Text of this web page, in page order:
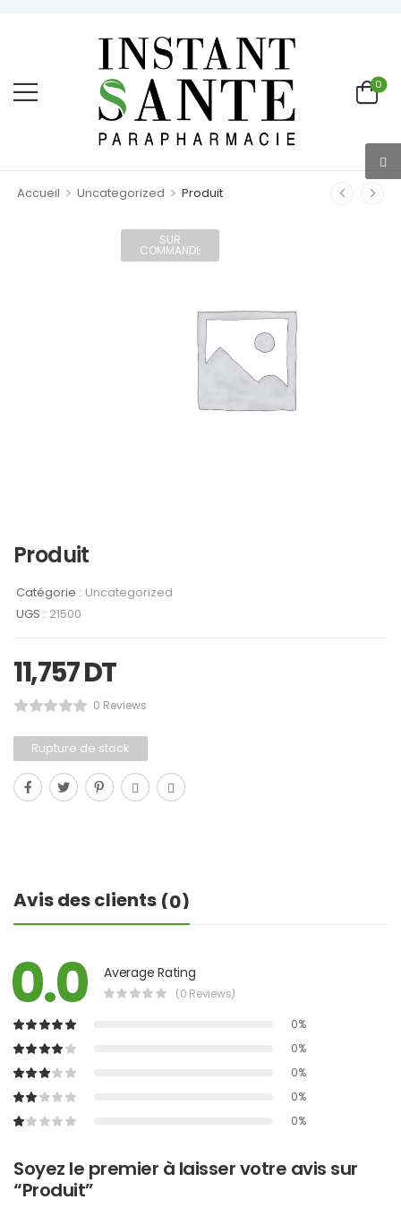
0
Accueil > Uncategorized > Produit
SUR
COMMANDE
Produit
Catégorie : Uncategorized
UGS : 21500
11,757DT
0 Reviews
Rupture de stock
Avis des clients (0)
0.0 Average Rating
(0 Reviews)
0%
0%
0%
0%
0%
Soyez le premier à laisser votre avis sur
“Produit”